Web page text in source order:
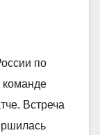
по
команде
Встреча